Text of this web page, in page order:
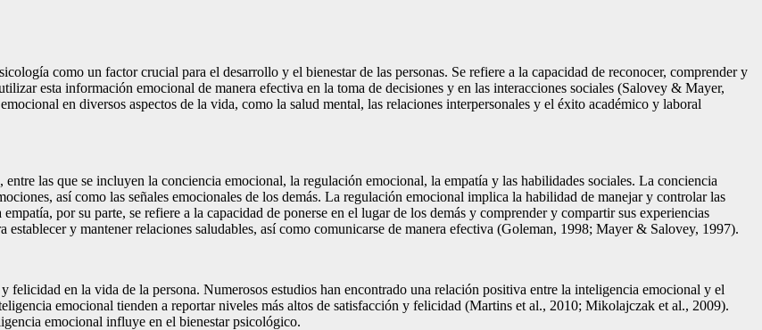
como un factor crucial para el desarrollo y el bienestar de las personas. Se refiere a la capacidad de reconocer, comprender y
esta información emocional de manera efectiva en la toma de decisiones y en las interacciones sociales (Salovey & Mayer,
en diversos aspectos de la vida, como la salud mental, las relaciones interpersonales y el éxito académico y laboral
las que se incluyen la conciencia emocional, la regulación emocional, la empatía y las habilidades sociales. La conciencia
así como las señales emocionales de los demás. La regulación emocional implica la habilidad de manejar y controlar las
por su parte, se refiere a la capacidad de ponerse en el lugar de los demás y comprender y compartir sus experiencias
y mantener relaciones saludables, así como comunicarse de manera efectiva (Goleman, 1998; Mayer & Salovey, 1997).
en la vida de la persona. Numerosos estudios han encontrado una relación positiva entre la inteligencia emocional y el
emocional tienden a reportar niveles más altos de satisfacción y felicidad (Martins et al., 2010; Mikolajczak et al., 2009).
emocional influye en el bienestar psicológico.